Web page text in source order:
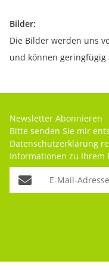
Bilder:
Die Bilder werden uns
und können geringfügig
Newsletter Abonnieren
Bitte senden Sie mir
Datenschutzerklärung
Informationen zu Ihrem